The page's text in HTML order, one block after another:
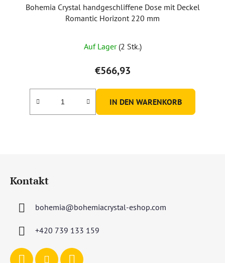
Bohemia Crystal handgeschliffene Dose mit Deckel
Romantic Horizont 220 mm
Auf Lager (2 Stk.)
€566,93
IN DEN WARENKORB
Kontakt
bohemia@bohemiacrystal-eshop.com
+420 739 133 159